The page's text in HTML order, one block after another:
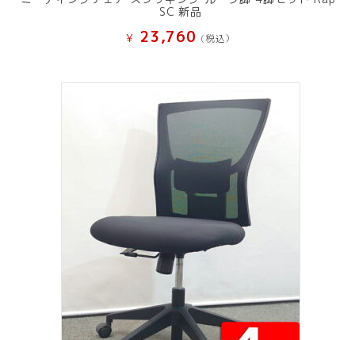
SC 新品
¥ 23,760 (税込）